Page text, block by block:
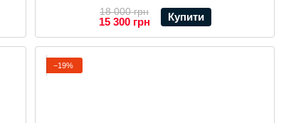
18 000 грн
15 300 грн Купити
−19%